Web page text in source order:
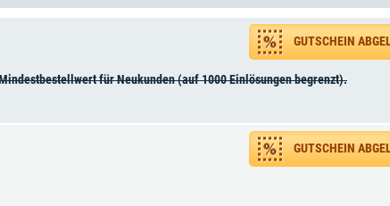
GUTSCHEIN
für Neukunden (auf 1000 Einlösungen begrenzt).
GUTSCHEIN